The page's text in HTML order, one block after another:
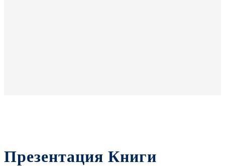
Презентация Книги